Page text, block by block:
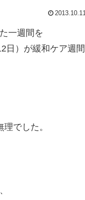
2013.10.11
一週間を
日）が緩和ケア週間
でした。